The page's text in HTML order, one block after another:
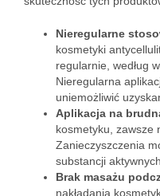
Nieregularne
kosmetyki
regularnie, według
Nieregularna
uniemożliwić
Aplikacja na
kosmetyku, zawsze
Zanieczyszczenia
substancji
Brak masażu
nakładania